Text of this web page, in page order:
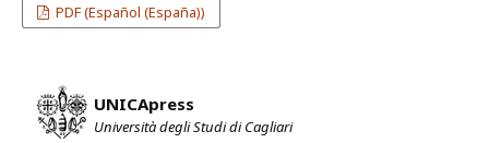
PDF (Español (España))
UNICApress
Università degli Studi di Cagliari